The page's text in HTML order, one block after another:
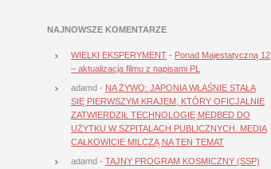
NAJNOWSZE KOMENTARZE
WIELKI EKSPERYMENT - Ponad Majestatyczną 12
– aktualizacja filmu z napisami PL
adamd - NA ŻYWO: JAPONIA WŁAŚNIE STAŁA
SIĘ PIERWSZYM KRAJEM, KTÓRY OFICJALNIE
ZATWIERDZIŁ TECHNOLOGIĘ MEDBED DO
UŻYTKU W SZPITALACH PUBLICZNYCH. MEDIA
CAŁKOWICIE MILCZĄ NA TEN TEMAT
adamd - TAJNY PROGRAM KOSMICZNY (SSP)